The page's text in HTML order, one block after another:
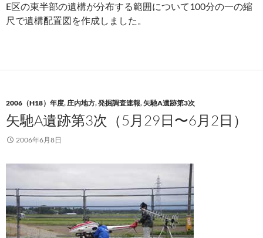
E区の東半部の遺構が分布する範囲について100分の一の縮
尺で遺構配置図を作成しました。
2006（H18）年度,庄内地方,発掘調査速報,矢馳A遺跡第3次
矢馳A遺跡第3次（5月29日〜6月2日）
2006年6月8日